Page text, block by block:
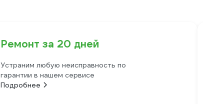
Ремонт за 20 дней
Устраним любую неисправность по
гарантии в нашем сервисе
Подробнее